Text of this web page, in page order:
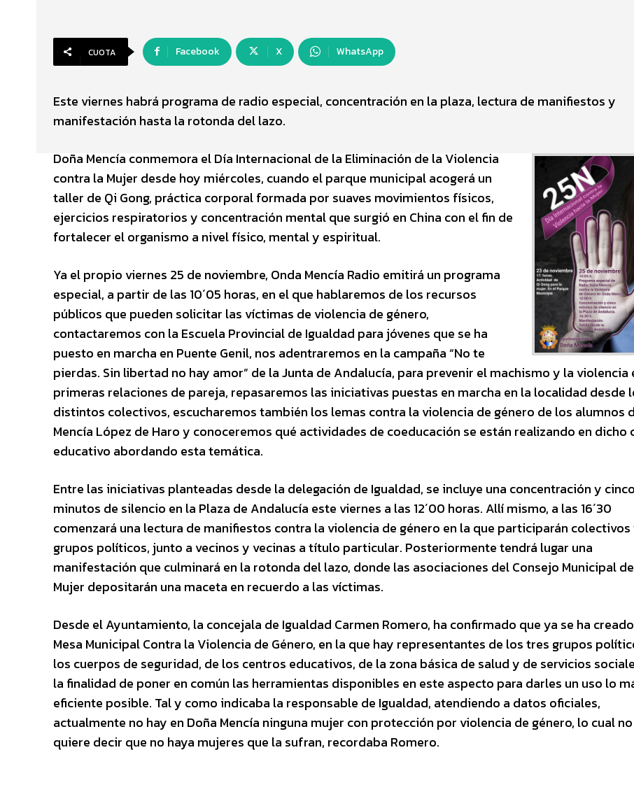
CUOTA Facebook X WhatsApp
Este viernes habrá programa de radio especial, concentración en la plaza, lectura de manifiestos y
manifestación hasta la rotonda del lazo.
Doña Mencía conmemora el Día Internacional de la Eliminación de la Violencia
contra la Mujer desde hoy miércoles, cuando el parque municipal acogerá un
taller de Qi Gong, práctica corporal formada por suaves movimientos físicos,
ejercicios respiratorios y concentración mental que surgió en China con el fin de
fortalecer el organismo a nivel físico, mental y espiritual.
Ya el propio viernes 25 de noviembre, Onda Mencía Radio emitirá un programa
especial, a partir de las 10´05 horas, en el que hablaremos de los recursos
públicos que pueden solicitar las víctimas de violencia de género,
contactaremos con la Escuela Provincial de Igualdad para jóvenes que se ha
puesto en marcha en Puente Genil, nos adentraremos en la campaña “No te
pierdas. Sin libertad no hay amor” de la Junta de Andalucía, para prevenir el machismo y la violencia
primeras relaciones de pareja, repasaremos las iniciativas puestas en marcha en la localidad desde
distintos colectivos, escucharemos también los lemas contra la violencia de género de los alumnos
Mencía López de Haro y conoceremos qué actividades de coeducación se están realizando en dicho
educativo abordando esta temática.
Entre las iniciativas planteadas desde la delegación de Igualdad, se incluye una concentración y cinco
minutos de silencio en la Plaza de Andalucía este viernes a las 12´00 horas. Allí mismo, a las 16´30
comenzará una lectura de manifiestos contra la violencia de género en la que participarán colectivos
grupos políticos, junto a vecinos y vecinas a título particular. Posteriormente tendrá lugar una
manifestación que culminará en la rotonda del lazo, donde las asociaciones del Consejo Municipal
Mujer depositarán una maceta en recuerdo a las víctimas.
Desde el Ayuntamiento, la concejala de Igualdad Carmen Romero, ha confirmado que ya se ha
Mesa Municipal Contra la Violencia de Género, en la que hay representantes de los tres grupos
los cuerpos de seguridad, de los centros educativos, de la zona básica de salud y de servicios
la finalidad de poner en común las herramientas disponibles en este aspecto para darles un uso lo
eficiente posible. Tal y como indicaba la responsable de Igualdad, atendiendo a datos oficiales,
actualmente no hay en Doña Mencía ninguna mujer con protección por violencia de género, lo cual no
quiere decir que no haya mujeres que la sufran, recordaba Romero.